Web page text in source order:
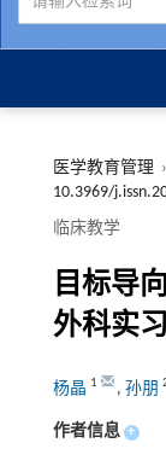
医学教育管理
10.3969/
临床教学
目标导
外科实
杨晶 1 , 孙朋
作者信息 +